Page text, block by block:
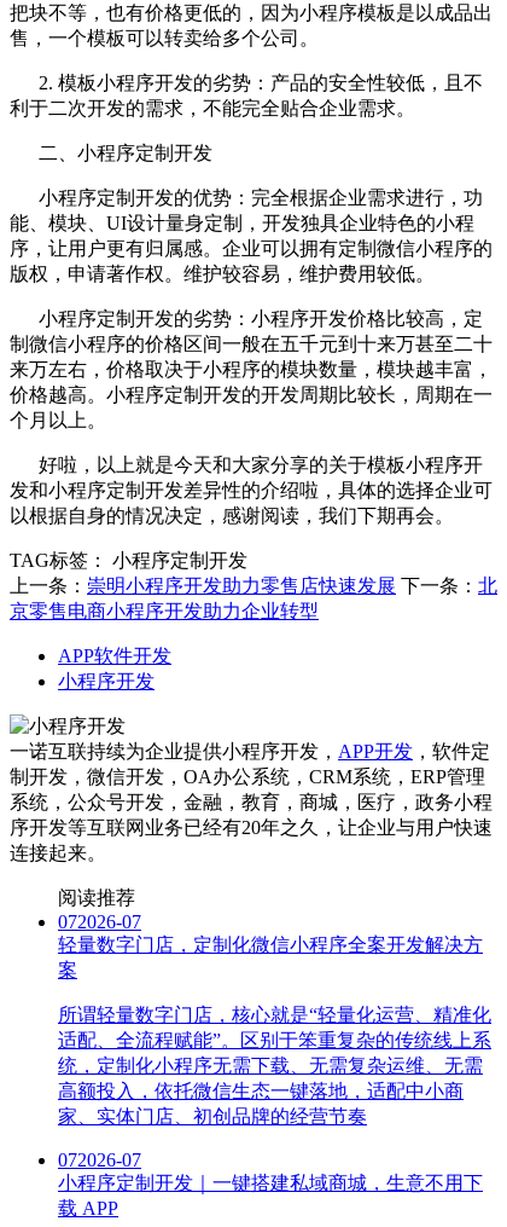
把块不等，也有价格更低的，因为小程序模板是以成品出
售，一个模板可以转卖给多个公司。
2. 模板小程序开发的劣势：产品的安全性较低，且不
利于二次开发的需求，不能完全贴合企业需求。
二、小程序定制开发
小程序定制开发的优势：完全根据企业需求进行，功
能、模块、UI设计量身定制，开发独具企业特色的小程
序，让用户更有归属感。企业可以拥有定制微信小程序的
版权，申请著作权。维护较容易，维护费用较低。
小程序定制开发的劣势：小程序开发价格比较高，定
制微信小程序的价格区间一般在五千元到十来万甚至二十
来万左右，价格取决于小程序的模块数量，模块越丰富，
价格越高。小程序定制开发的开发周期比较长，周期在一
个月以上。
好啦，以上就是今天和大家分享的关于模板小程序开
发和小程序定制开发差异性的介绍啦，具体的选择企业可
以根据自身的情况决定，感谢阅读，我们下期再会。
TAG标签：
小程序定制开发
上一条： 崇明小程序开发助力零售店快速发展 下一条： 北
京零售电商小程序开发助力企业转型
APP软件开发
小程序开发
一诺互联持续为企业提供小程序开发， APP开发 ，软件定
制开发，微信开发，OA办公系统，CRM系统，ERP管理
系统，公众号开发，金融，教育，商城，医疗，政务小程
序开发等互联网业务已经有20年之久，让企业与用户快速
连接起来。
阅读推荐
072026-07
轻量数字门店，定制化微信小程序全案开发解决方
案
所谓轻量数字门店，核心就是“轻量化运营、精准化
适配、全流程赋能”。区别于笨重复杂的传统线上系
统，定制化小程序无需下载、无需复杂运维、无需
高额投入，依托微信生态一键落地，适配中小商
家、实体门店、初创品牌的经营节奏
072026-07
小程序定制开发｜一键搭建私域商城，生意不用下
载 APP